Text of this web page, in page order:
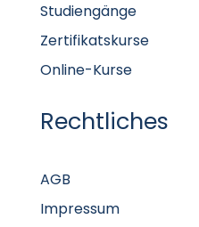
Studiengänge
Zertifikatskurse
Online-Kurse
Rechtliches
AGB
Impressum